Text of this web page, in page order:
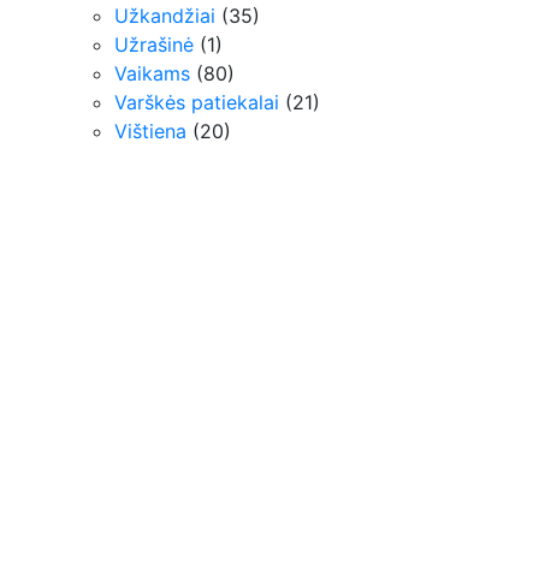
Užkandžiai (35)
Užrašinė (1)
Vaikams (80)
Varškės patiekalai (21)
Vištiena (20)